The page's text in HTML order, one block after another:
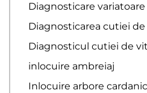
Diagnosticare variatoare
Diagnosticarea cutiei
Diagnosticul cutiei de
inlocuire ambreiaj
Inlocuire arbore cardanic